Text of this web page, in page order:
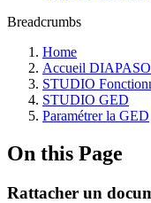
Breadcrumbs
Home
Accueil
STUDIO
STUDIO GED
Paramétrer la GED
On this Page
Rattacher un